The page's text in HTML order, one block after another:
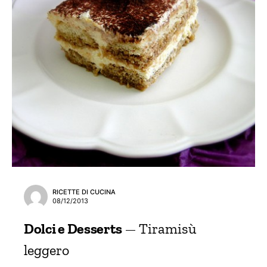
RICETTE DI CUCINA
08/12/2013
Dolci e Desserts
Tiramisù
leggero